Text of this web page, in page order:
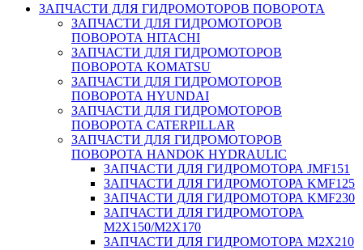
ЗАПЧАСТИ ДЛЯ ГИДРОМОТОРОВ ПОВОРОТА
ЗАПЧАСТИ ДЛЯ ГИДРОМОТОРОВ
ПОВОРОТА HITACHI
ЗАПЧАСТИ ДЛЯ ГИДРОМОТОРОВ
ПОВОРОТА KOMATSU
ЗАПЧАСТИ ДЛЯ ГИДРОМОТОРОВ
ПОВОРОТА HYUNDAI
ЗАПЧАСТИ ДЛЯ ГИДРОМОТОРОВ
ПОВОРОТА CATERPILLAR
ЗАПЧАСТИ ДЛЯ ГИДРОМОТОРОВ
ПОВОРОТА HANDOK HYDRAULIC
ЗАПЧАСТИ ДЛЯ ГИДРОМОТОРА JMF151
ЗАПЧАСТИ ДЛЯ ГИДРОМОТОРА KMF125
ЗАПЧАСТИ ДЛЯ ГИДРОМОТОРА KMF230
ЗАПЧАСТИ ДЛЯ ГИДРОМОТОРА
M2X150/M2X170
ЗАПЧАСТИ ДЛЯ ГИДРОМОТОРА M2X210